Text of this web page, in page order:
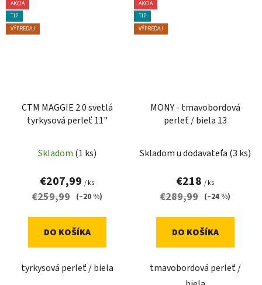
AKCIA
TIP
VÝPREDAJ
CTM MAGGIE 2.0 svetlá
tyrkysová perleť 11"
Skladom (1 ks)
€207,99 / ks
€259,99 (–20 %)
DO KOŠÍKA
tyrkysová perleť / biela
AKCIA
TIP
VÝPREDAJ
MONY - tmavobordová
perleť / biela 13
Skladom u dodavateľa (3 ks)
€218 / ks
€289,99 (–24 %)
DO KOŠÍKA
tmavobordová perleť /